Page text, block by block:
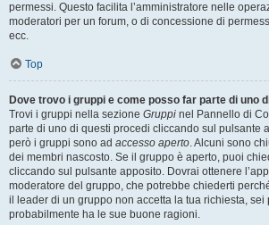
permessi. Questo facilita l’amministratore nelle
moderatori per un forum, o di concessione di
ecc.
Top
Dove trovo i gruppi e come posso far parte di uno
Trovi i gruppi nella sezione Gruppi nel Pannello di
parte di uno di questi procedi cliccando sul pulsante
però i gruppi sono ad accesso aperto. Alcuni sono
dei membri nascosto. Se il gruppo è aperto, puoi
cliccando sul pulsante apposito. Dovrai ottenere
moderatore del gruppo, che potrebbe chiederti
il leader di un gruppo non accetta la tua richiesta,
probabilmente ha le sue buone ragioni.